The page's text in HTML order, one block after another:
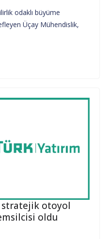
odaklı büyüme
Üçay Mühendislik,
stratejik otoyol
oldu